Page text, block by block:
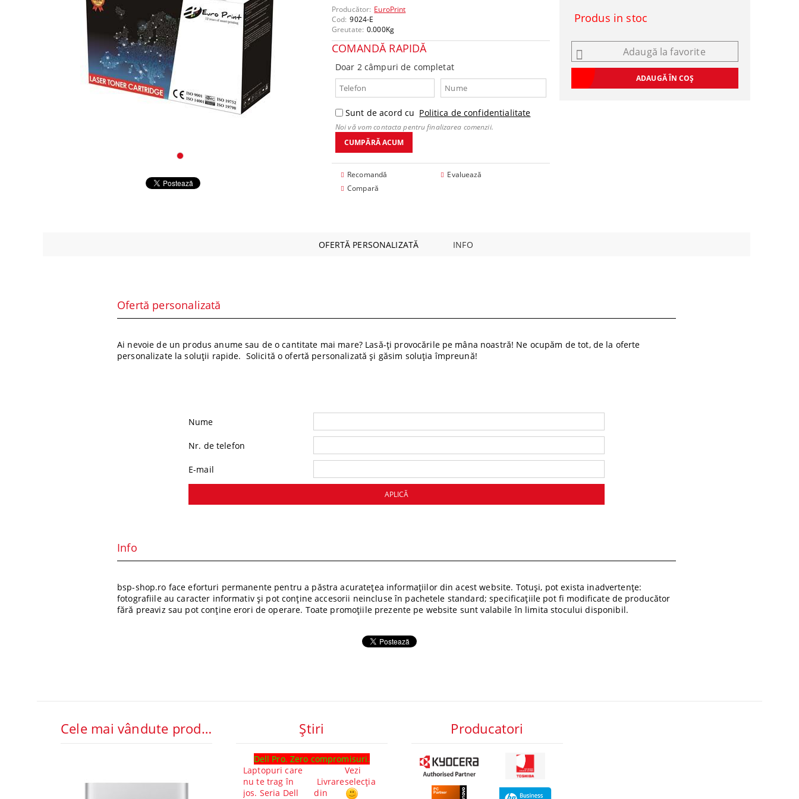
Periferice
Retelistica
Supraveghere Video IP
Servere, componente si UPS-uri
Componente PC
Alte componente
Producător: EuroPrint
Cod: 9024-E
Greutate: 0.000Kg
COMANDĂ RAPIDĂ
Doar 2 câmpuri de completat
Sunt de acord cu Politica de confidentialitate
Noi vă vom contacta pentru finalizarea comenzii.
Recomandă
Evaluează
Compară
Produs in stoc
Adaugă la favorite
OFERTĂ PERSONALIZATĂ INFO
Ofertă personalizată
Ai nevoie de un produs anume sau de o cantitate mai mare? Lasă-ți provocările pe mâna noastră! Ne ocupăm de tot, de la oferte
personalizate la soluții rapide. Solicită o ofertă personalizată și găsim soluția împreună!
Nume
Nr. de telefon
E-mail
Info
bsp-shop.ro face eforturi permanente pentru a păstra acuratețea informațiilor din acest website. Totuși, pot exista inadvertențe:
fotografiile au caracter informativ și pot conține accesorii neincluse în pachetele standard; specificațiile pot fi modificate de producător
fără preaviz sau pot conține erori de operare. Toate promoțiile prezente pe website sunt valabile în limita stocului disponibil.
Cele mai vândute produse Ştiri
Dell Pro. Zero compromisuri.
Laptopuri care
nu te trag în
jos. Seria Dell
Livrare
din
Vezi
selecția
Ghid laptop-uri Lenovo cu
procesoare Intel® Core™ Ultra:
Experiență. Alege-ți modelul
Click
Click
aici
martie2024
Producatori